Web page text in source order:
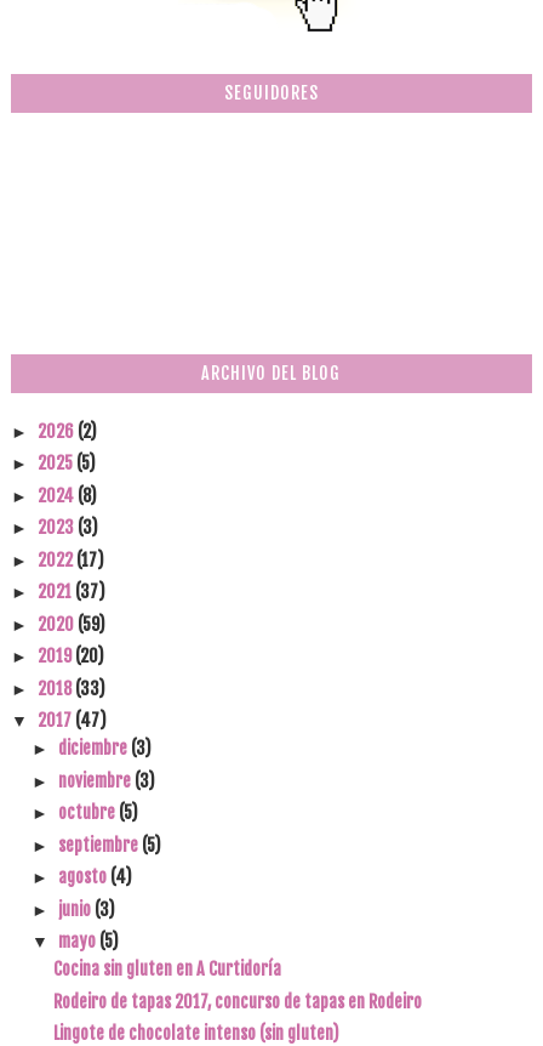
SEGUIDORES
ARCHIVO DEL BLOG
► 2026 (2)
► 2025 (5)
► 2024 (8)
► 2023 (3)
► 2022(17)
► 2021 (37)
► 2020 (59)
► 2019(20)
► 2018(33)
▼ 2017 (47)
► diciembre (3)
► noviembre (3)
► octubre (5)
► septiembre (5)
► agosto (4)
► junio (3)
▼ mayo (5)
Cocina sin gluten en A Curtidoría
Rodeiro de tapas 2017, concurso de tapas en Rodeiro
Lingote de chocolate intenso (sin gluten)